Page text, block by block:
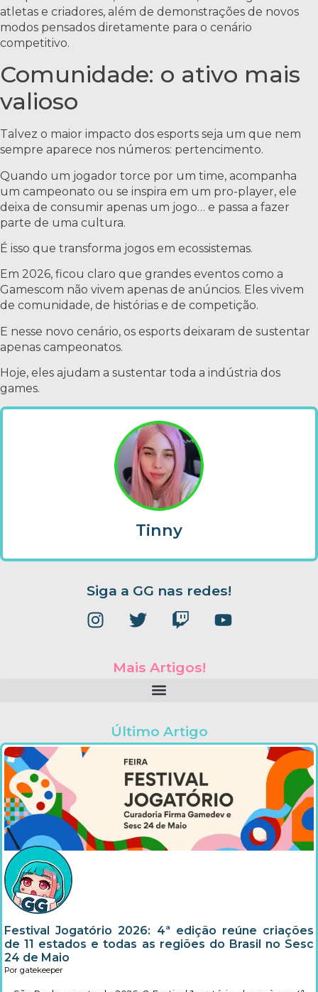
atletas e criadores, além de demonstrações de novos
modos pensados diretamente para o cenário
competitivo.
Comunidade: o ativo mais
valioso
Talvez o maior impacto dos esports seja um que nem
sempre aparece nos números: pertencimento.
Quando um jogador torce por um time, acompanha
um campeonato ou se inspira em um pro-player, ele
deixa de consumir apenas um jogo… e passa a fazer
parte de uma cultura.
É isso que transforma jogos em ecossistemas.
Em 2026, ficou claro que grandes eventos como a
Gamescom não vivem apenas de anúncios. Eles vivem
de comunidade, de histórias e de competição.
E nesse novo cenário, os esports deixaram de sustentar
apenas campeonatos.
Hoje, eles ajudam a sustentar toda a indústria dos
games.
Tinny
Siga a GG nas redes!
Mais Artigos!
Último Artigo
Festival Jogatório 2026: 4ª edição reúne criações
de 11 estados e todas as regiões do Brasil no Sesc
24 de Maio
Por gatekeeper